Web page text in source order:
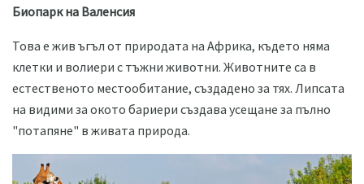
Биопарк на Валенсия
Това е жив ъгъл от природата на Африка, където няма
клетки и волиери с тъжни животни. Животните са в
естественото местообитание, създадено за тях. Липсата
на видими за окото бариери създава усещане за пълно
"потапяне" в живата природа.